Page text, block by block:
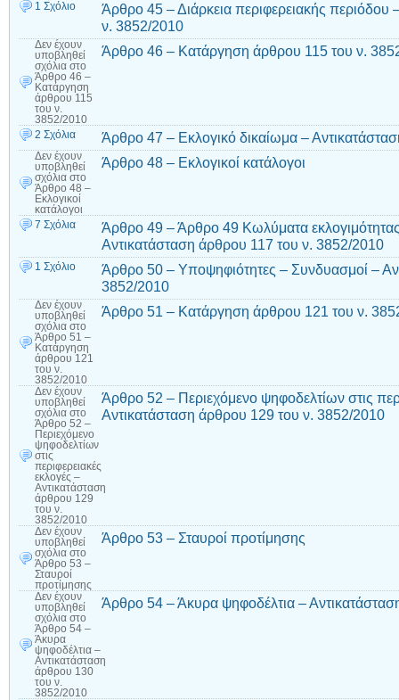
1 Σχόλιο
Άρθρο 45 – Διάρκεια περιφερειακής περιόδου
ν. 3852/2010
Δεν έχουν
υποβληθεί
σχόλια στο
Άρθρο 46 –
Κατάργηση
άρθρου 115
του ν.
3852/2010
Άρθρο 46 – Κατάργηση άρθρου 115 του ν.
2 Σχόλια Άρθρο 47 – Εκλογικό δικαίωμα –
Δεν έχουν
υποβληθεί
σχόλια στο
Άρθρο 48 –
Εκλογικοί
κατάλογοι
Άρθρο 48 – Εκλογικοί κατάλογοι
7 Σχόλια
Άρθρο 49 – Άρθρο 49 Κωλύματα
Αντικατάσταση άρθρου 117 του ν. 3852/2010
1 Σχόλιο
Άρθρο 50 – Υποψηφιότητες – Συνδυασμοί –
3852/2010
Δεν έχουν
υποβληθεί
σχόλια στο
Άρθρο 51 –
Κατάργηση
άρθρου 121
του ν.
3852/2010
Άρθρο 51 – Κατάργηση άρθρου 121 του ν.
Δεν έχουν
υποβληθεί
σχόλια στο
Άρθρο 52 –
Περιεχόμενο
ψηφοδελτίων
στις
περιφερειακές
εκλογές –
Αντικατάσταση
άρθρου 129
του ν.
3852/2010
Άρθρο 52 – Περιεχόμενο ψηφοδελτίων στις
Αντικατάσταση άρθρου 129 του ν. 3852/2010
Δεν έχουν
υποβληθεί
σχόλια στο
Άρθρο 53 –
Σταυροί
προτίμησης
Άρθρο 53 – Σταυροί προτίμησης
Δεν έχουν
υποβληθεί
σχόλια στο
Άρθρο 54 –
Άκυρα
ψηφοδέλτια –
Αντικατάσταση
άρθρου 130
του ν.
3852/2010
Άρθρο 54 – Άκυρα ψηφοδέλτια –